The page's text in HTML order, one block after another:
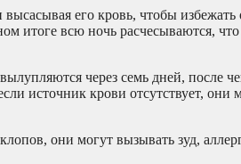
его кровь, чтобы
итоге всю ночь расчесываются,
через семь дней, после
источник крови отсутствует, они
они могут вызывать зуд,